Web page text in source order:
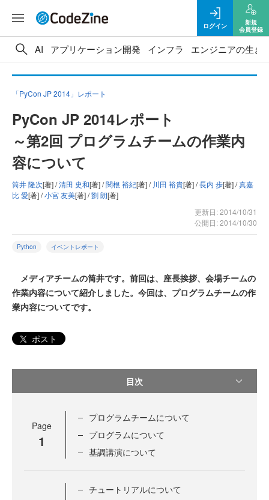
ログイン
新規
会員登録
AI アプリケーション開発 インフラ エンジニアの生き
「PyCon JP 2014」レポート
PyCon JP 2014レポート
～第2回 プログラムチームの作業内
容について
筒井 隆次[著] /清田 史和[著] /関根 裕紀[著] / 川田 裕貴[著] /長内 歩[著] /真嘉
比 愛[著] /小宮 友美[著] /劉 朗[著]
更新日: 2014/10/31
公開日: 2014/10/30
Python イベントレポート
メディアチームの筒井です。前回は、座長挨拶、会場チームの
作業内容について紹介しました。今回は、プログラムチームの作
業内容についてです。
ポスト
目次
Page
1
プログラムチームについて
プログラムについて
基調講演について
チュートリアルについて